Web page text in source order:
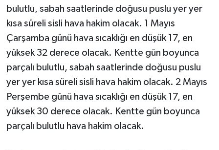
bulutlu, sabah saatlerinde doğusu puslu yer yer
kısa süreli sisli hava hakim olacak. 1 Mayıs
Çarşamba günü hava sıcaklığı en düşük 17, en
yüksek 32 derece olacak. Kentte gün boyunca
parçalı bulutlu, sabah saatlerinde doğusu puslu
yer yer kısa süreli sisli hava hakim olacak. 2 Mayıs
Perşembe günü hava sıcaklığı en düşük 17, en
yüksek 30 derece olacak. Kentte gün boyunca
parçalı bulutlu hava hakim olacak.